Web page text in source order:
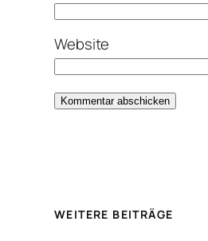
Website
WEITERE BEITRÄGE